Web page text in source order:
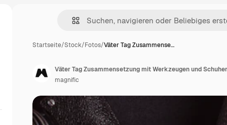
Startseite/Stock/Fotos/Väter Tag Zusammense…
Väter Tag Zusammensetzung mit Werkzeugen und
magnific